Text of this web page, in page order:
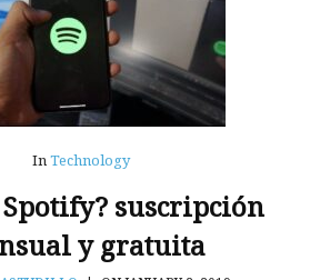
InTechnology
Spotify? suscripción
y gratuita